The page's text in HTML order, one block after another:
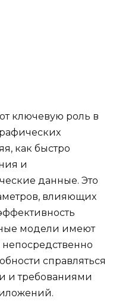
ключевую роль в
как быстро
и
данные. Это
влияющих
модели имеют
непосредственно
справляться
и требованиями